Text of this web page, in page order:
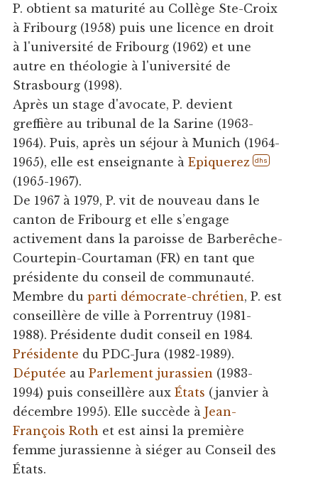
P. obtient sa maturité au Collège Ste-Croix
à Fribourg (1958) puis une licence en droit
à l'université de Fribourg (1962) et une
autre en théologie à l'université de
Strasbourg (1998).
Après un stage d'avocate, P. devient
greffière au tribunal de la Sarine (1963-
1964). Puis, après un séjour à Munich (1964-
1965), elle est enseignante à Epiquerez dhs
(1965-1967).
De 1967 à 1979, P. vit de nouveau dans le
canton de Fribourg et elle s’engage
activement dans la paroisse de Barberêche-
Courtepin-Courtaman (FR) en tant que
présidente du conseil de communauté.
Membre du parti démocrate-chrétien, P. est
conseillère de ville à Porrentruy (1981-
1988). Présidente dudit conseil en 1984.
Présidente du PDC-Jura (1982-1989).
Députée au Parlement jurassien (1983-
1994) puis conseillère aux États (janvier à
décembre 1995). Elle succède à Jean-
François Roth et est ainsi la première
femme jurassienne à siéger au Conseil des
États.